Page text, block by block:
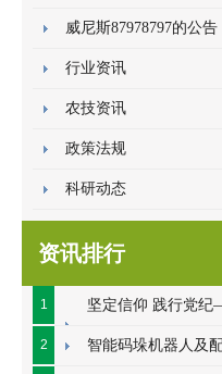
威尼斯87978797的公告
行业资讯
农技资讯
政策法规
科研动态
资讯排行
1 坚定信仰 践行党纪
日系列活动顺利开展
2 智能码垛机器人及